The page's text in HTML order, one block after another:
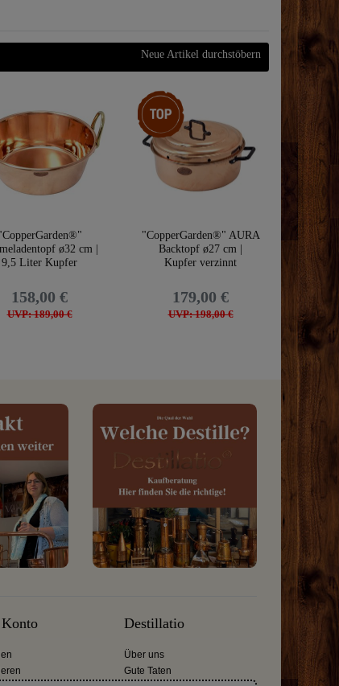
Neue Artikel durchstöbern
ø32 cm |
9,5 Liter Kupfer
UVP: 189,00 €
158,00 €
Top-Artikel
"CopperGarden®" AURA
Backtopf ø27 cm |
Kupfer verzinnt
UVP: 198,00 €
179,00 €
Destillatio
Über uns
Gute Taten